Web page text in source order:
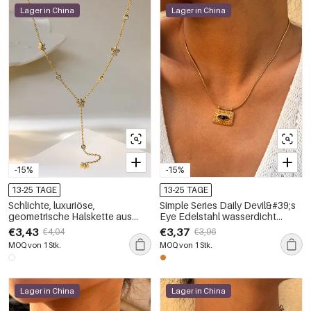
-15%
Lager in China
13-25 TAGE
Schlichte, luxuriöse,
geometrische Halskette aus
wasserdichtem Edelstahl in
Goldfarbe mit Zirkonia-Kette für
Damen
€3,43 €4,04
MOQ von 1 Stk.
-15%
Lager in China
13-25 TAGE
Simple Series Daily Devil&#39;s
Eye Edelstahl wasserdicht
goldfarbene Damen-Anhänger-
Halskette
€3,37 €3,96
MOQ von 1 Stk.
Lager in China Lager in China